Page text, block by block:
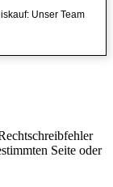
Unser Team
Seite oder